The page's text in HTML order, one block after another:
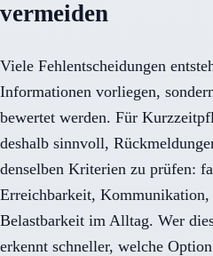
vermeiden
Viele Fehlentscheidungen
Informationen vorliegen,
bewertet werden. Für
deshalb sinnvoll,
denselben Kriterien zu prüfen:
Erreichbarkeit,
Belastbarkeit im Alltag. Wer
erkennt schneller, welche